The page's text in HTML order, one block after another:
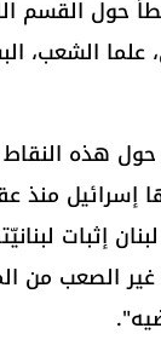
علما الشعب،
حول هذه
إسرائيل
لبنان إثبات
الصعب من